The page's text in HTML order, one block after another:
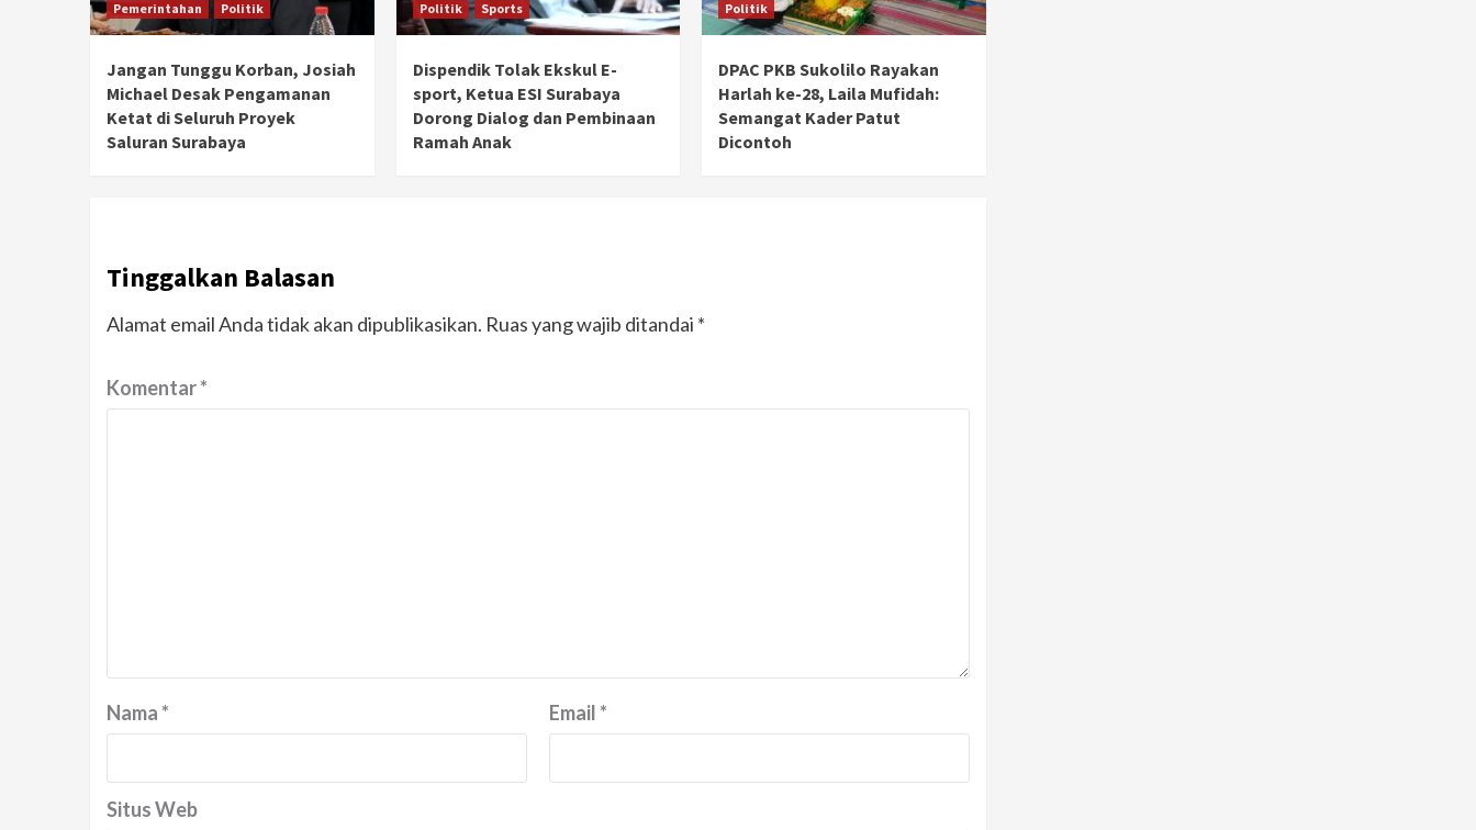
Pemerintahan Politik
Jangan Tunggu Korban, Josiah
Michael Desak Pengamanan
Ketat di Seluruh Proyek
Saluran Surabaya
Politik Sports
Dispendik Tolak Ekskul E-
sport, Ketua ESI Surabaya
Dorong Dialog dan Pembinaan
Ramah Anak
Politik
DPAC PKB Sukolilo Rayakan
Harlah ke-28, Laila Mufidah:
Semangat Kader Patut
Dicontoh
Tinggalkan Balasan
Alamat email Anda tidak akan dipublikasikan. Ruas yang wajib ditandai *
Komentar*
Nama* Email*
Situs Web